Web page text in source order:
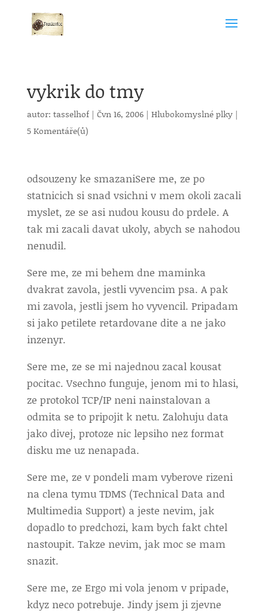
vykrik do tmy
autor: tasselhof| Čvn 16, 2006| Hlubokomyslné plky|
5 Komentáře(ů)
odsouzeny ke smazaniSere me, ze po
statnicich si snad vsichni v mem okoli zacali
myslet, ze se asi nudou kousu do prdele. A
tak mi zacali davat ukoly, abych se nahodou
nenudil.
Sere me, ze mi behem dne maminka
dvakrat zavola, jestli vyvencim psa. A pak
mi zavola, jestli jsem ho vyvencil. Pripadam
si jako petilete retardovane dite a ne jako
inzenyr.
Sere me, ze se mi najednou zacal kousat
pocitac. Vsechno funguje, jenom mi to hlasi,
ze protokol TCP/IP neni nainstalovan a
odmita se to pripojit k netu. Zalohuju data
jako divej, protoze nic lepsiho nez format
disku me uz nenapada.
Sere me, ze v pondeli mam vyberove rizeni
na clena tymu TDMS (Technical Data and
Multimedia Support) a jeste nevim, jak
dopadlo to predchozi, kam bych fakt chtel
nastoupit. Takze nevim, jak moc se mam
snazit.
Sere me, ze Ergo mi vola jenom v pripade,
kdyz neco potrebuje. Jindy jsem ji zjevne